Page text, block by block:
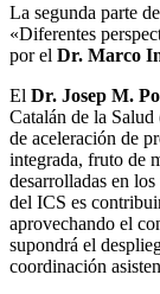
La segunda parte
«Diferentes
por el Dr. Marco
El Dr. Josep M.
Catalán de la
de aceleración de
integrada, fruto de
desarrolladas en
del ICS es
aprovechando el
supondrá el
coordinación